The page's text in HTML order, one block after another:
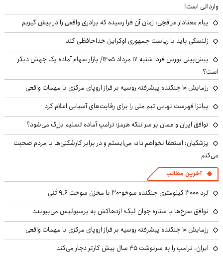
وارداتی است!
پیام معنادار عراقچی: زمان آن فرا رسیده که برادری واقعی را در پیش گیریم
زلنسکی باید با ریاست جمهوری اوکراین خداحافظی کند
پیش‌بینی بورس فردا شنبه ۱۷ مرداد ۱۴۰۵/ بازار سهام آماده یک جهش دیگر
است؟
رزمایش ۱۰ جنگنده پیشرفته روسیه بر فراز اروپای مرکزی با مهمات واقعی
پیاتزا فهرست نهایی تیم ملی را برای رقابت‌های آسیایی اعلام کرد
توافق ایران و عمان بر سر تنگه هرمز؛ ترامپ آماده تسلیم بزرگ می‌شود؟
پزشکیان: استعفا نخواهم داد؛ می‌ایستم و در برابر کارشکنی‌ها با مردم صحبت
می‌کنم
آخرین مطالب
بُرد ۳۰۰۰ کیلومتری جنگنده سوخو-۳۰ با مخزن سوخت ۹.۶ تُنی
توافق سرخ‌ها با ستاره جوان لیگ؛ اژدهاکش به پرسپولیس می‌پیوندد
رزمایش ۱۰ جنگنده پیشرفته روسیه بر فراز اروپای مرکزی با مهمات واقعی
ایران، ترامپ را به سرنوشت ۴۵ سال پیش کارتر دچار می‌کند